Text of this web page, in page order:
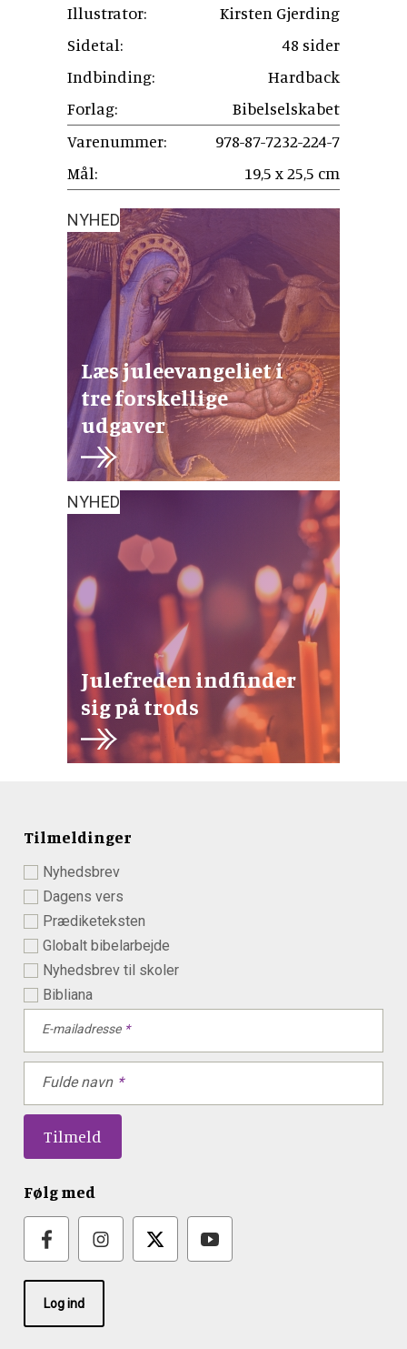
Illustrator:
Kirsten Gjerding
Sidetal:
48 sider
Indbinding:
Hardback
Forlag:
Bibelselskabet
Varenummer:
978-87-7232-224-7
Mål:
19,5 x 25,5 cm
NYHED
Læs juleevangeliet i
tre forskellige
udgaver
NYHED
Julefreden indfinder
sig på trods
Tilmeldinger
Nyhedsbrev
Dagens vers
Prædiketeksten
Globalt bibelarbejde
Nyhedsbrev til skoler
Bibliana
E-mailadresse
Fulde navn
Følg med
Log ind